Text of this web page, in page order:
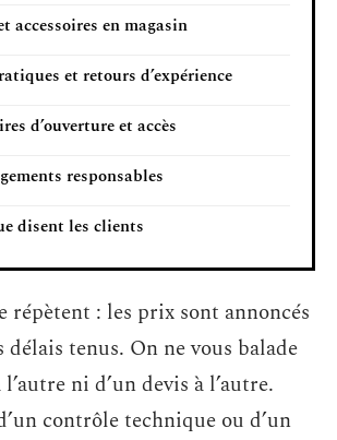
accessoires en magasin
et retours d’expérience
d’ouverture et accès
responsables
disent les clients
répètent : les prix sont annoncés
tenus. On ne vous balade
l’autre ni d’un devis à l’autre.
contrôle technique ou d’un